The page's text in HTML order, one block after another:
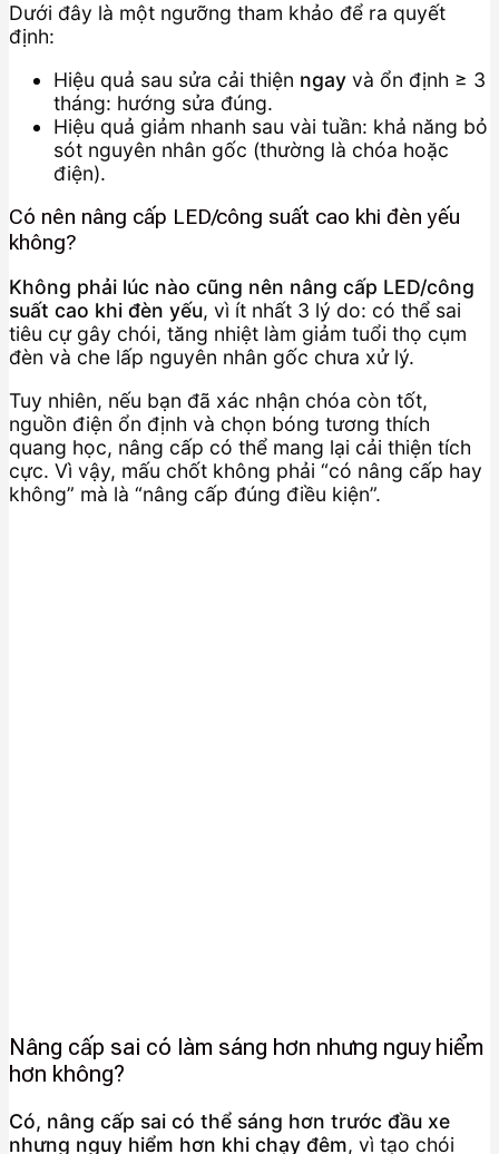
Dưới đây là một ngưỡng tham khảo để ra quyết
định:
Hiệu quả sau sửa cải thiện ngay và ổn định ≥ 3
tháng: hướng sửa đúng.
Hiệu quả giảm nhanh sau vài tuần: khả năng bỏ
sót nguyên nhân gốc (thường là chóa hoặc
điện).
Có nên nâng cấp LED/công suất cao khi đèn yếu
không?
Không phải lúc nào cũng nên nâng cấp LED/công
suất cao khi đèn yếu, vì ít nhất 3 lý do: có thể sai
tiêu cự gây chói, tăng nhiệt làm giảm tuổi thọ cụm
đèn và che lấp nguyên nhân gốc chưa xử lý.
Tuy nhiên, nếu bạn đã xác nhận chóa còn tốt,
nguồn điện ổn định và chọn bóng tương thích
quang học, nâng cấp có thể mang lại cải thiện tích
cực. Vì vậy, mấu chốt không phải “có nâng cấp hay
không” mà là “nâng cấp đúng điều kiện”.
Nâng cấp sai có làm sáng hơn nhưng nguy hiểm
hơn không?
Có, nâng cấp sai có thể sáng hơn trước đầu xe
nhưng nguy hiểm hơn khi chạy đêm, vì tạo chói